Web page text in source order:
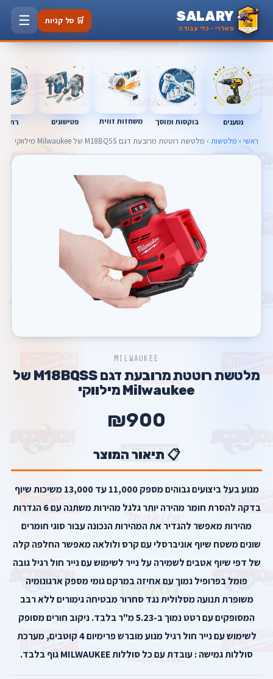
SALARY
סאלרי · כלי עבודה
🛒 סל קניות ☰
נטענים בוקסות ומוסך משחזות זווית פטישונים
ראשי › מלטשות › מלטשת רוטטת מרובעת דגם M18BQSS של Milwaukee מילווקי
MILWAUKEE
מלטשת רוטטת מרובעת דגם M18BQSS של
Milwaukee מילווקי
₪900
📋 תיאור המוצר
מנוע בעל ביצועים גבוהים מספק 11,000 עד 13,000 משיכות שיוף
בדקה להסרת חומר מהירה יותר גלגל מהירות משתנה עם 6 הגדרות
מהירות מאפשר להגדיר את המהירות הנכונה עבור סוגי חומרים
שונים משטח שיוף אוניברסלי עם קרס ולולאה מאפשר החלפה קלה
של דפי שיוף אטבים לשמירה על נייר לשימוש עם נייר חול רגיל גובה
פומל בפרופיל נמוך עם אחיזה במרקם גומי מספק ארגונומיה
משופרת תנועה מסלולית נגד סחרור מבטיחה גימורים ללא רבב
המסופקים עם רטט נמוך ב-5.23 מ"ר בלבד. ניקוב חורים מסופק
לשימוש עם נייר חול רגיל מנוע מוברש פרימיום 4 קוטבים, מערכת
סוללות גמישה : עובדת עם כל סוללות MILWAUKEE גוף בלבד.